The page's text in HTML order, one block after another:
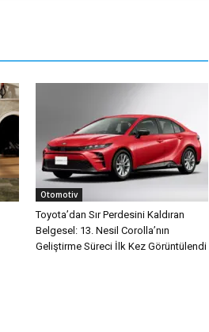
Otomotiv
Toyota’dan Sır Perdesini Kaldıran
Belgesel: 13. Nesil Corolla’nın
Geliştirme Süreci İlk Kez Görüntülendi